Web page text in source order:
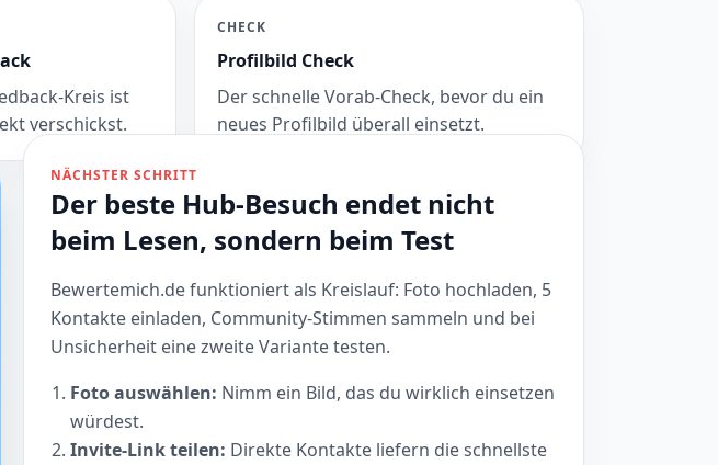
Kreis ist
verschickst.
CHECK
Profilbild Check
Der schnelle Vorab-Check, bevor du ein
neues Profilbild überall einsetzt.
NÄCHSTER SCHRITT
Der beste Hub-Besuch endet nicht
beim Lesen, sondern beim Test
Bewertemich.de funktioniert als Kreislauf: Foto hochladen, 5
Kontakte einladen, Community-Stimmen sammeln und bei
Unsicherheit eine zweite Variante testen.
Foto auswählen: Nimm ein Bild, das du wirklich einsetzen
würdest.
Invite-Link teilen: Direkte Kontakte liefern die schnellste